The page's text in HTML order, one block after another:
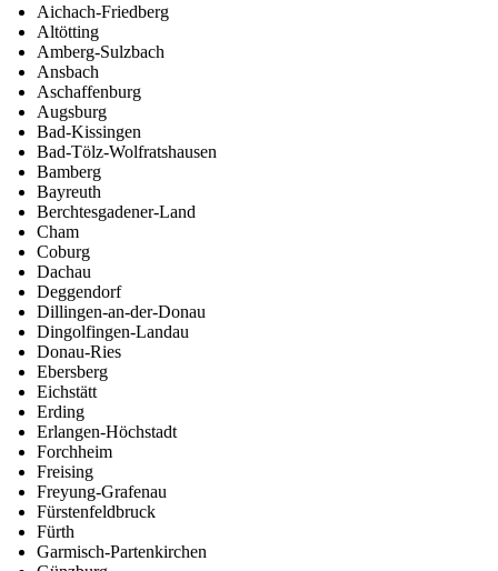
Aichach-Friedberg
Altötting
Amberg-Sulzbach
Ansbach
Aschaffenburg
Augsburg
Bad-Kissingen
Bad-Tölz-Wolfratshausen
Bamberg
Bayreuth
Berchtesgadener-Land
Cham
Coburg
Dachau
Deggendorf
Dillingen-an-der-Donau
Dingolfingen-Landau
Donau-Ries
Ebersberg
Eichstätt
Erding
Erlangen-Höchstadt
Forchheim
Freising
Freyung-Grafenau
Fürstenfeldbruck
Fürth
Garmisch-Partenkirchen